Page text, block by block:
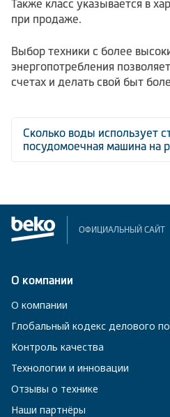
Также класс указывается в
при продаже.
Выбор техники с более
энергопотребления
счетах и делать свой быт
Сколько воды использует
посудомоечная машина на
ОФИЦИАЛЬНЫЙ САЙТ
О компании
О компании
Глобальный кодекс делового
Контроль качества
Технологии и инновации
Отзывы о технике
Наши партнёры